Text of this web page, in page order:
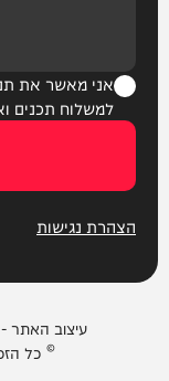
אני מאשר את
למשלוח תכנים
הצהרת נגישות
עיצוב האתר
© כל